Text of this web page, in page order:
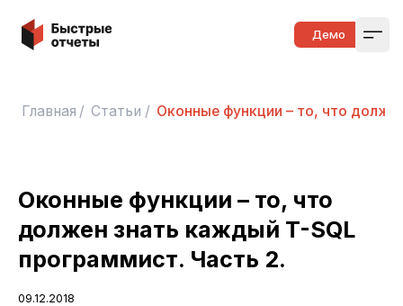
Быстрые отчеты Демо
Главная / Статьи / Оконные функции – то, что
Оконные функции – то, что
должен знать каждый T-SQL
программист. Часть 2.
09.12.2018